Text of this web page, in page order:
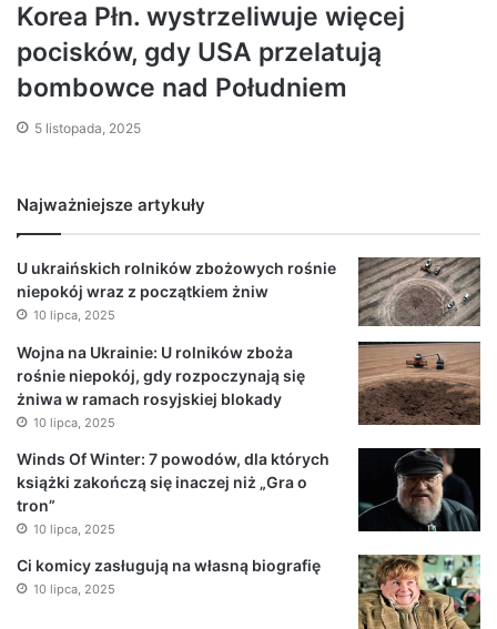
Korea Płn. wystrzeliwuje więcej
pocisków, gdy USA przelatują
bombowce nad Południem
5 listopada, 2025
Najważniejsze artykuły
U ukraińskich rolników zbożowych rośnie
niepokój wraz z początkiem żniw
10 lipca, 2025
Wojna na Ukrainie: U rolników zboża
rośnie niepokój, gdy rozpoczynają się
żniwa w ramach rosyjskiej blokady
10 lipca, 2025
Winds Of Winter: 7 powodów, dla których
książki zakończą się inaczej niż „Gra o
tron”
10 lipca, 2025
Ci komicy zasługują na własną biografię
10 lipca, 2025